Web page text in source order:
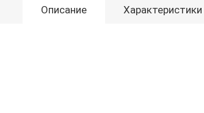
Описание Характеристики